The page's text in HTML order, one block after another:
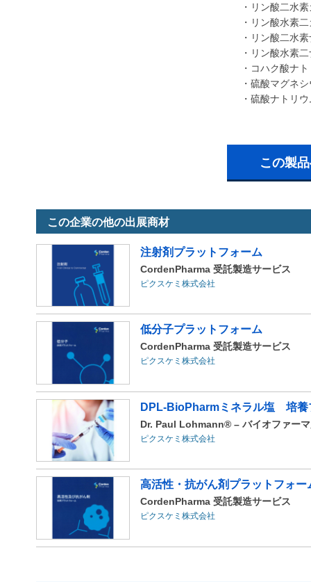
・リン酸二水
・リン酸水素
・リン酸二水
・リン酸水素
・コハク酸ナ
・硫酸マグネ
・硫酸ナトリ
この製
この企業の他の出展商材
注射剤プラットフォーム
CordenPharma 受託製造サービス
ピクスケミ株式会社
低分子プラットフォーム
CordenPharma 受託製造サービス
ピクスケミ株式会社
DPL-BioPharmミネラル塩 培養
Dr. Paul Lohmann® – バイオファー
ピクスケミ株式会社
高活性・抗がん剤プラットフォー
CordenPharma 受託製造サービス
ピクスケミ株式会社